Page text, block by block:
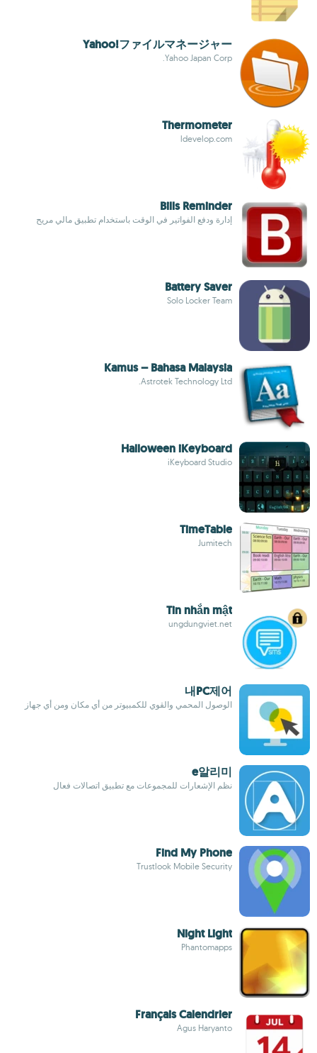
Yahoo!ファイルマネージャー
Yahoo Japan Corp.
Thermometer
ldevelop.com
Bills Reminder
إدارة ودفع الفواتير في الوقت باستخدام تطبيق مالي مريح
Battery Saver
Solo Locker Team
Kamus – Bahasa Malaysia
Astrotek Technology Ltd.
Halloween iKeyboard
iKeyboard Studio
TimeTable
Jumitech
Tin nhắn mật
ungdungviet.net
내PC제어
الوصول المحمي والقوي للكمبيوتر من أي مكان ومن أي جهاز
e알리미
نظم الإشعارات للمجموعات مع تطبيق اتصالات فعال
Find My Phone
Trustlook Mobile Security
Night Light
Phantomapps
Français Calendrier
Agus Haryanto